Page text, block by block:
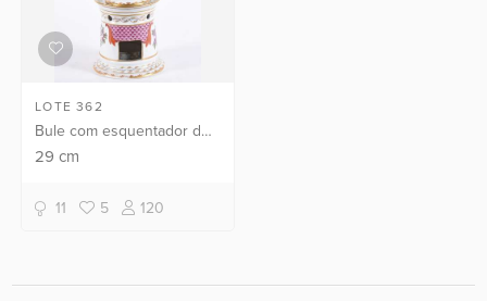
LOTE 362
Bule com esquentador de
porcelana com flores em
dourados, pequeno
lascado.
29cm
11 5 120